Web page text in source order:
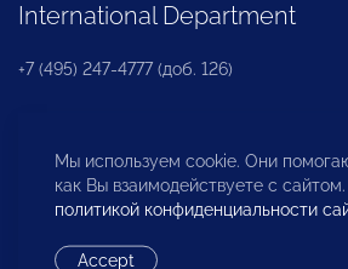
International Department
+7 (495) 247-4777 (доб. 126)
Business and Investment
Department
Мы используем cookie. Они
как Вы взаимодействуете с
политикой конфиденциальности
Accept